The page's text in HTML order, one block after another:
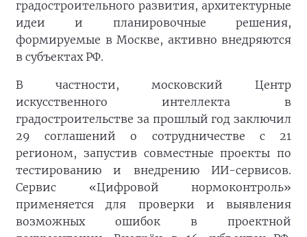
градостроительного развития, архитектурные
идеи и планировочные решения,
формируемые в Москве, активно внедряются
в субъектах РФ.
В частности, московский Центр
искусственного интеллекта в
градостроительстве за прошлый год заключил
29 соглашений о сотрудничестве с 21
регионом, запустив совместные проекты по
тестированию и внедрению ИИ-сервисов.
Сервис «Цифровой нормоконтроль»
применяется для проверки и выявления
возможных ошибок в проектной